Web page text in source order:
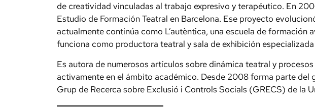
de creatividad vinculadas al trabajo expresivo y terapéutico. En
Estudio de Formación Teatral en Barcelona. Ese proyecto
actualmente continúa como L’autèntica, una escuela de formación
funciona como productora teatral y sala de exhibición
Es autora de numerosos artículos sobre dinámica teatral y
activamente en el ámbito académico. Desde 2008 forma parte del
Grup de Recerca sobre Exclusió i Controls Socials (GRECS) de la